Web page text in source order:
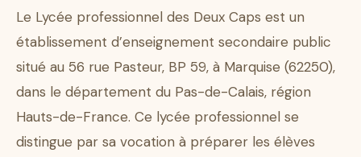
Le Lycée professionnel des Deux Caps est un
établissement d’enseignement secondaire public
situé au 56 rue Pasteur, BP 59, à Marquise (62250),
dans le département du Pas-de-Calais, région
Hauts-de-France. Ce lycée professionnel se
distingue par sa vocation à préparer les élèves